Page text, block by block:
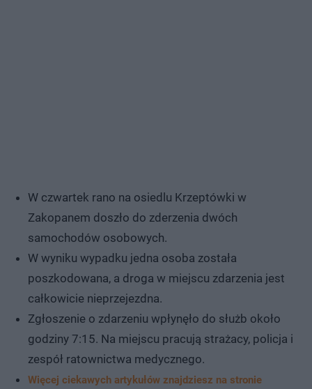
W czwartek rano na osiedlu Krzeptówki w
Zakopanem doszło do zderzenia dwóch
samochodów osobowych.
W wyniku wypadku jedna osoba została
poszkodowana, a droga w miejscu zdarzenia jest
całkowicie nieprzejezdna.
Zgłoszenie o zdarzeniu wpłynęło do służb około
godziny 7:15. Na miejscu pracują strażacy, policja i
zespół ratownictwa medycznego.
Więcej ciekawych artykułów znajdziesz na stronie